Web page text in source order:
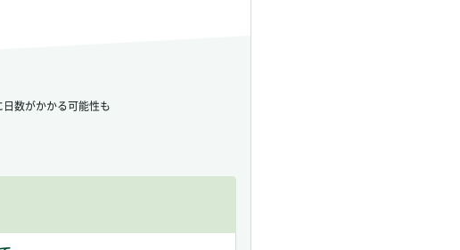
数がかかる可能性も